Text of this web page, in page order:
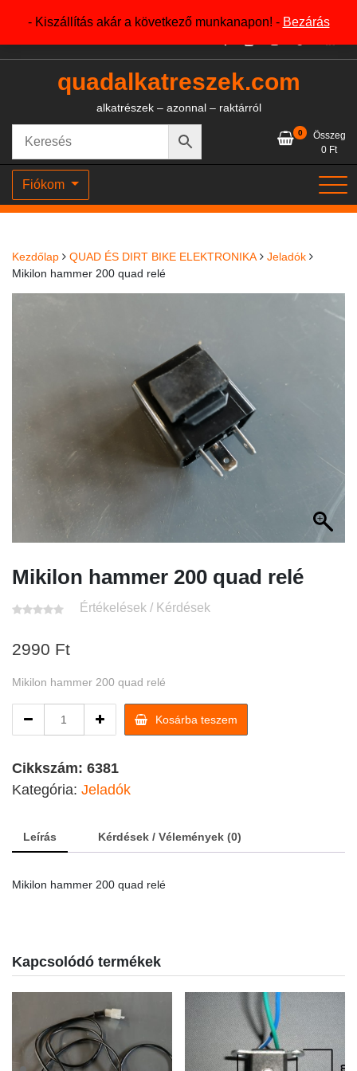
- Kiszállítás akár a következő munkanapon! - Bezárás
+36204327386
quadalkatreszek.com
alkatrészek – azonnal – raktárról
0
Összeg
0 Ft
Fiókom
Kezdőlap QUAD ÉS DIRT BIKE ELEKTRONIKA
Jeladók
Mikilon hammer 200 quad relé
Mikilon hammer 200 quad relé
Értékelések / Kérdések
2990 Ft
Mikilon hammer 200 quad relé
hammer
quad
quantity
Kosárba teszem
Cikkszám: 6381
Kategória: Jeladók
Leírás Kérdések / Vélemények (0)
Mikilon hammer 200 quad relé
Kapcsolódó termékek